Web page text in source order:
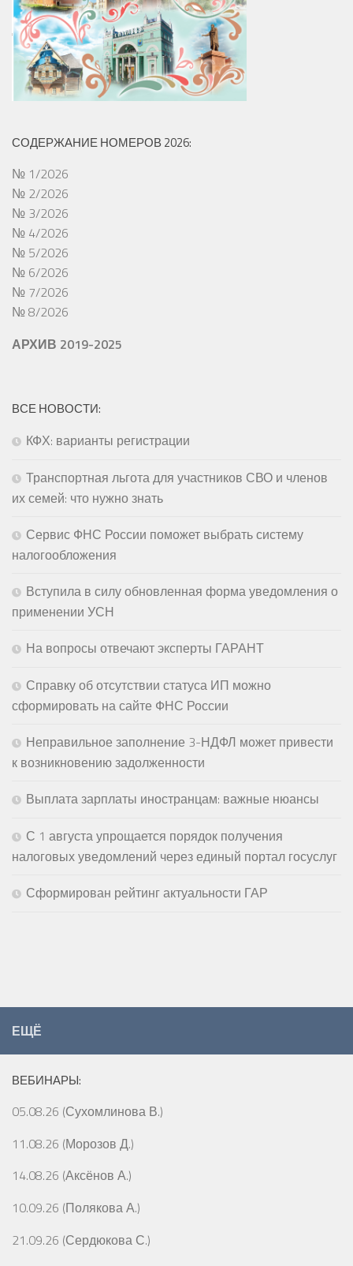
СОДЕРЖАНИЕ НОМЕРОВ 2026:
№ 1/2026
№ 2/2026
№ 3/2026
№ 4/2026
№ 5/2026
№ 6/2026
№ 7/2026
№ 8/2026
АРХИВ 2019-2025
ВСЕ НОВОСТИ:
КФХ: варианты регистрации
Транспортная льгота для участников СВО и членов
их семей: что нужно знать
Сервис ФНС России поможет выбрать систему
налогообложения
Вступила в силу обновленная форма уведомления о
применении УСН
На вопросы отвечают эксперты ГАРАНТ
Справку об отсутствии статуса ИП можно
сформировать на сайте ФНС России
Неправильное заполнение 3-НДФЛ может привести
к возникновению задолженности
Выплата зарплаты иностранцам: важные нюансы
С 1 августа упрощается порядок получения
налоговых уведомлений через единый портал госуслуг
Сформирован рейтинг актуальности ГАР
ЕЩЁ
ВЕБИНАРЫ:
05.08.26 (Сухомлинова В.)
11.08.26 (Морозов Д.)
14.08.26 (Аксёнов А.)
10.09.26 (Полякова А.)
21.09.26 (Сердюкова С.)